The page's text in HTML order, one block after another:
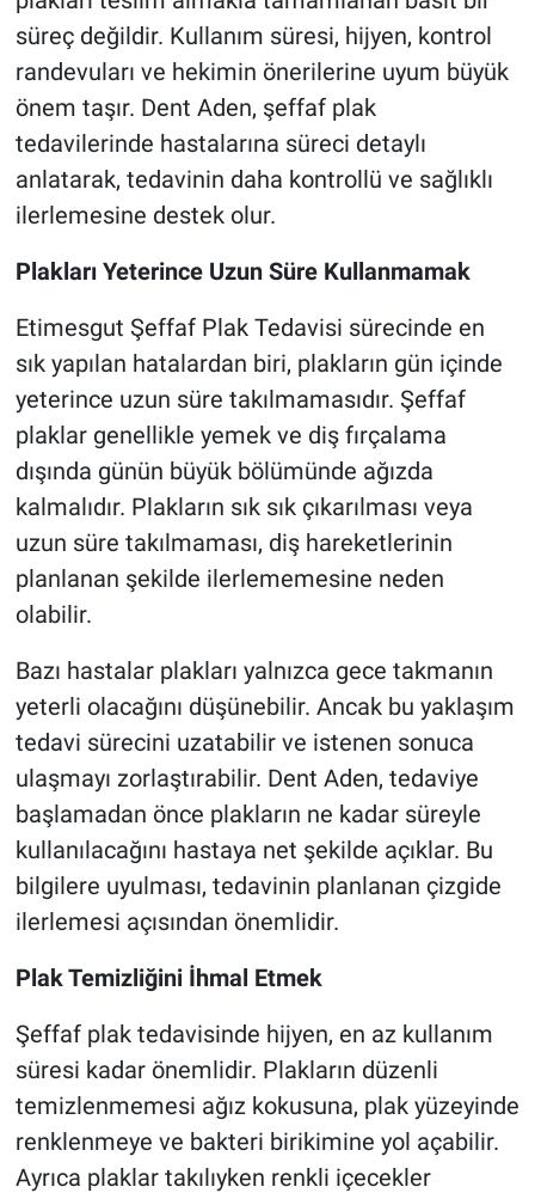
süreç değildir. Kullanım süresi, hijyen, kontrol
randevuları ve hekimin önerilerine uyum büyük
önem taşır. Dent Aden, şeffaf plak
tedavilerinde hastalarına süreci detaylı
anlatarak, tedavinin daha kontrollü ve sağlıklı
ilerlemesine destek olur.
Plakları Yeterince Uzun Süre Kullanmamak
Etimesgut Şeffaf Plak Tedavisi sürecinde en
sık yapılan hatalardan biri, plakların gün içinde
yeterince uzun süre takılmamasıdır. Şeffaf
plaklar genellikle yemek ve diş fırçalama
dışında günün büyük bölümünde ağızda
kalmalıdır. Plakların sık sık çıkarılması veya
uzun süre takılmaması, diş hareketlerinin
planlanan şekilde ilerlememesine neden
olabilir.
Bazı hastalar plakları yalnızca gece takmanın
yeterli olacağını düşünebilir. Ancak bu yaklaşım
tedavi sürecini uzatabilir ve istenen sonuca
ulaşmayı zorlaştırabilir. Dent Aden, tedaviye
başlamadan önce plakların ne kadar süreyle
kullanılacağını hastaya net şekilde açıklar. Bu
bilgilere uyulması, tedavinin planlanan çizgide
ilerlemesi açısından önemlidir.
Plak Temizliğini İhmal Etmek
Şeffaf plak tedavisinde hijyen, en az kullanım
süresi kadar önemlidir. Plakların düzenli
temizlenmemesi ağız kokusuna, plak yüzeyinde
renklenmeye ve bakteri birikimine yol açabilir.
Ayrıca plaklar takılıyken renkli içecekler